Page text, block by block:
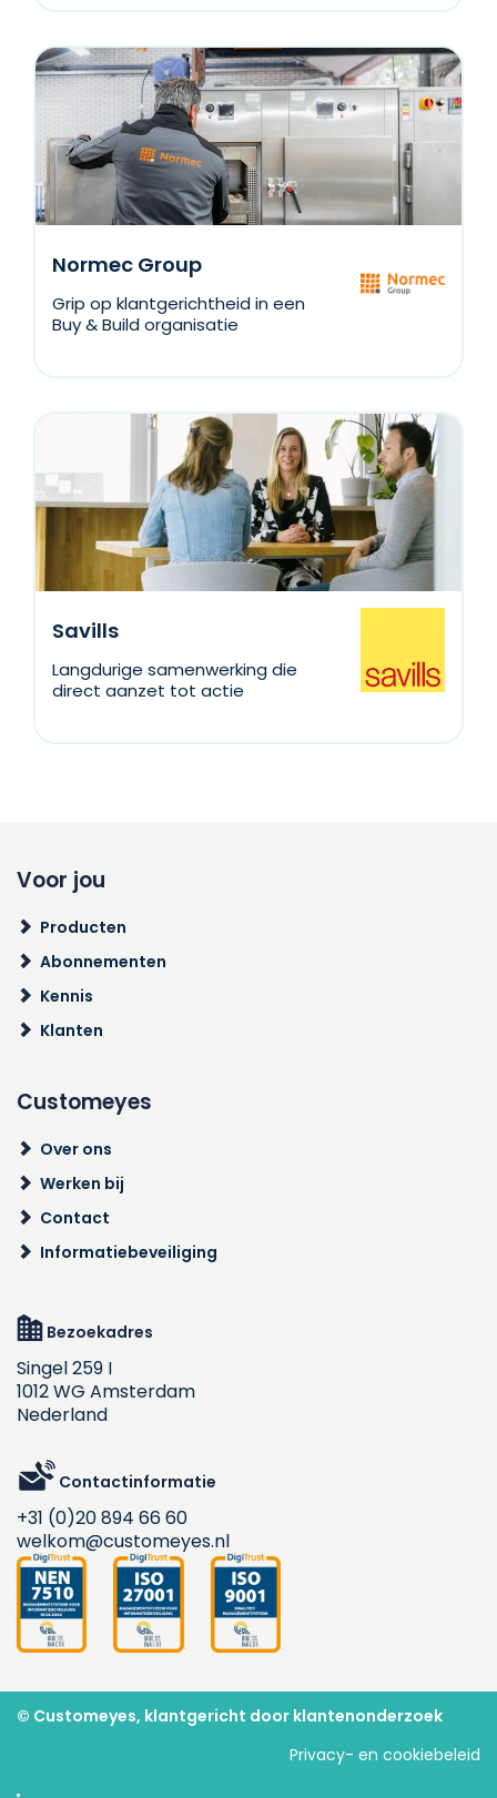
Normec Group
Grip op klantgerichtheid in een
Buy & Build organisatie
Savills
Langdurige samenwerking die
direct aanzet tot actie
Voor jou
Producten
Abonnementen
Kennis
Klanten
Customeyes
Over ons
Werken bij
Contact
Informatiebeveiliging
Bezoekadres
Singel 259 I
1012 WG Amsterdam
Nederland
Contactinformatie
+31 (0)20 894 66 60
welkom@customeyes.nl
© Customeyes, klantgericht door klantenonderzoek
Privacy- en cookiebeleid